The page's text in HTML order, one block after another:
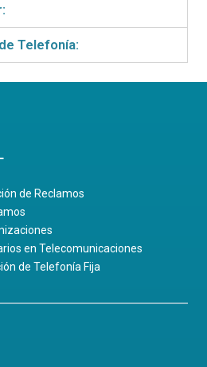
Telefonía:
de Reclamos
en Telecomunicaciones
de Telefonía Fija